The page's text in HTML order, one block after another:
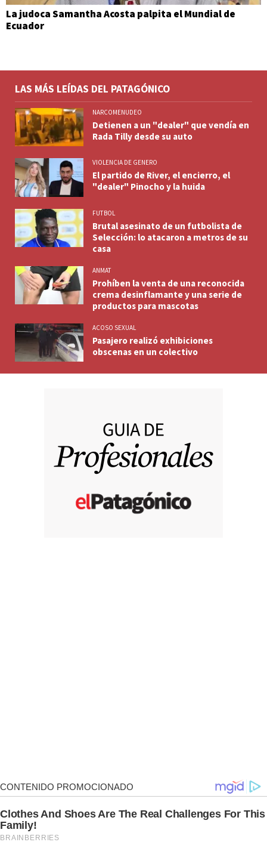
La judoca Samantha Acosta palpita el Mundial de
Ecuador
LAS MÁS LEÍDAS DEL PATAGÓNICO
NARCOMENUDEO
Detienen a un "dealer" que vendía en
Rada Tilly desde su auto
VIOLENCIA DE GENERO
El partido de River, el encierro, el
"dealer" Pinocho y la huida
FUTBOL
Brutal asesinato de un futbolista de
Selección: lo atacaron a metros de su
casa
ANMAT
Prohíben la venta de una reconocida
crema desinflamante y una serie de
productos para mascotas
ACOSO SEXUAL
Pasajero realizó exhibiciones
obscenas en un colectivo